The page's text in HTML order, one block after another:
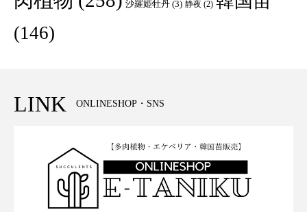
沙羅姫牡丹 (3) 静夜 (2)
(146)
LINK ONLINESHOP・SNS